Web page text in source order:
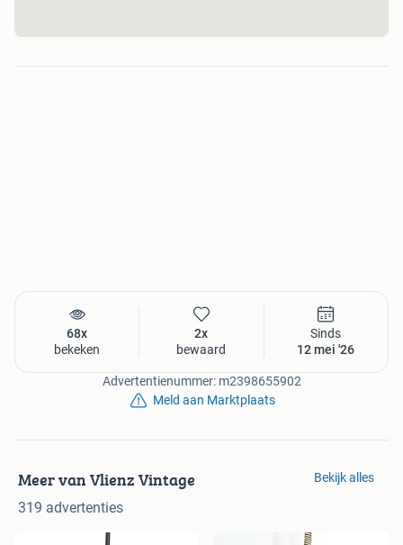
68x
bekeken
2x
bewaard
Sinds
12 mei '26
Advertentienummer: m2398655902
Meld aan Marktplaats
Meer van Vlienz Vintage
319 advertenties
Bekijk alles